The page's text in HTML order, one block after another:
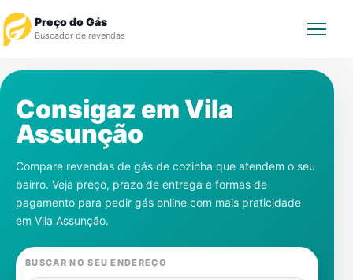
Preço do Gás
Buscador de revendas
Revendedor
Notícias
Cadastre-se
Gás
Consigaz em Vila
Assunção
Compare revendas de gás de cozinha que atendem o seu
bairro. Veja preço, prazo de entrega e formas de
pagamento para pedir gás online com mais praticidade
em Vila Assunção.
BUSCAR NO SEU ENDEREÇO